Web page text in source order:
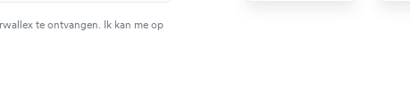
te ontvangen. Ik kan me op